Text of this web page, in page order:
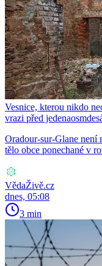
Vesnice, kterou nikdo
vrazi před
Oradour-sur-Glane není
tělo obce ponechané v
VědaŽivě.cz
dnes, 05:08
3 min